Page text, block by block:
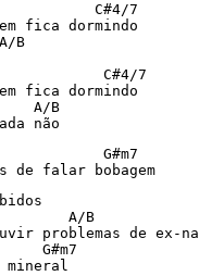
C#4/7
fica dormindo
B
C#4/7
fica dormindo
A/B
não
G#m7
de falar bobagem
A/B
problemas de ex-
G#m7
mineral